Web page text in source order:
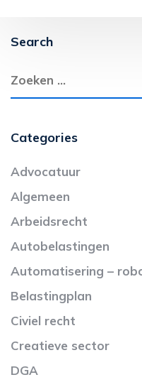
Search
Categories
Advocatuur
Algemeen
Arbeidsrecht
Autobelastingen
Automatisering –
Belastingplan
Civiel recht
Creatieve sector
DGA